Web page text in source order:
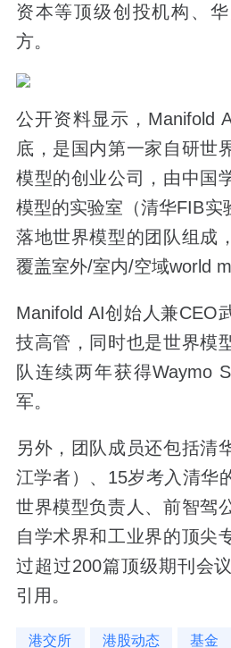
资本等顶级创投机构、
方。
公开资料显示，Manifold
底，是国内第一家自研世
模型的创业公司，由中国
模型的实验室（清华FIB实
落地世界模型的团队组成
覆盖室外/室内/空域world
Manifold AI创始人兼CEO
技高管，同时也是世界模
队连续两年获得Waymo
军。
另外，团队成员还包括清
江学者）、15岁考入清华
世界模型负责人、前智驾
自学术界和工业界的顶尖
过超过200篇顶级期刊会
引用。
港交所 港股动态 基金